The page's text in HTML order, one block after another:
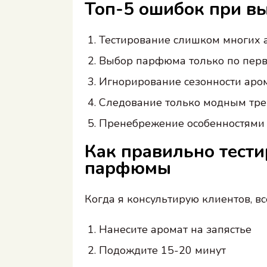
Топ-5 ошибок при
Тестирование слишком многих
Выбор парфюма только по
Игнорирование сезонности
Следование только модным
Пренебрежение
Как правильно
парфюмы
Когда я консультирую клиентов,
Нанесите аромат на запястье
Подождите 15-20 минут